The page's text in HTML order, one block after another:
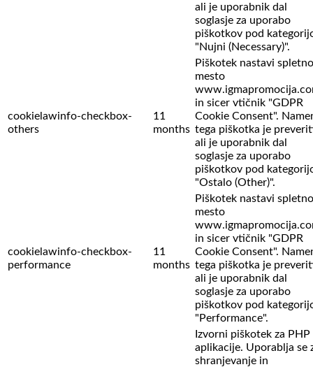
ali je uporabnik dal
soglasje za uporabo
piškotkov pod
"Nujni (Necessary)".
cookielawinfo-checkbox-
others
11
months
Piškotek nastavi spletno
mesto
in sicer vtičnik "GDPR
Cookie Consent".
tega piškotka je
ali je uporabnik dal
soglasje za uporabo
piškotkov pod
"Ostalo (Other)".
cookielawinfo-checkbox-
performance
11
months
Piškotek nastavi spletno
mesto
in sicer vtičnik "GDPR
Cookie Consent".
tega piškotka je
ali je uporabnik dal
soglasje za uporabo
piškotkov pod
"Performance".
Izvorni piškotek za PHP
aplikacije. Uporablja se
shranjevanje in